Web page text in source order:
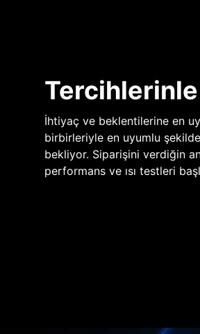
İhtiyaç ve beklentilerine en
birbirleriyle en uyumlu
bekliyor. Siparişini verdiğin
performans ve ısı testleri